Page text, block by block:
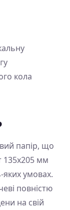
кола
папір, що
135x205 мм
яких умовах.
повністю
на свій